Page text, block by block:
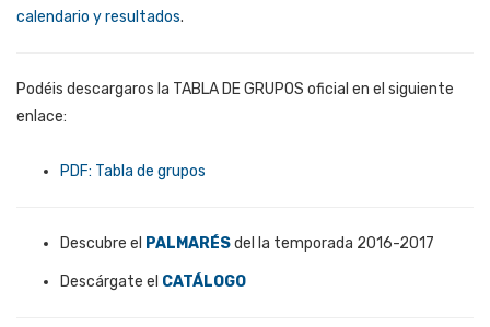
calendario y resultados.
Podéis descargaros la TABLA DE GRUPOS oficial en el siguiente
enlace:
PDF: Tabla de grupos
Descubre el PALMARÉSdel la temporada 2016-2017
Descárgate el CATÁLOGO